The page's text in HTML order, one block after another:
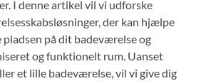
I denne artikel vil vi udforske
der kan hjælpe
på dit badeværelse og
og funktionelt rum. Uanset
et lille badeværelse, vil vi give dig